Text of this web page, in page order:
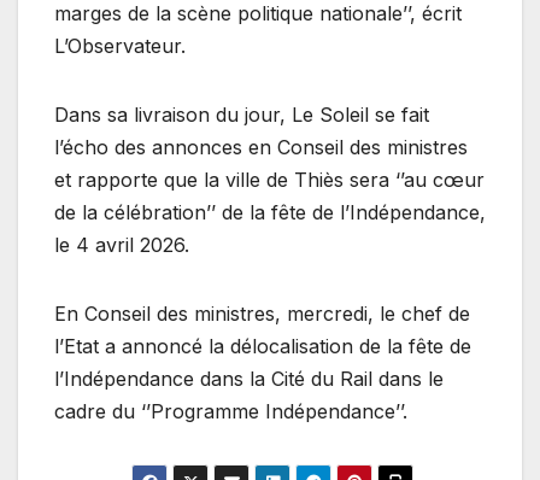
marges de la scène politique nationale’’, écrit
L’Observateur.
Dans sa livraison du jour, Le Soleil se fait
l’écho des annonces en Conseil des ministres
et rapporte que la ville de Thiès sera ‘’au cœur
de la célébration’’ de la fête de l’Indépendance,
le 4 avril 2026.
En Conseil des ministres, mercredi, le chef de
l’Etat a annoncé la délocalisation de la fête de
l’Indépendance dans la Cité du Rail dans le
cadre du ‘’Programme Indépendance’’.